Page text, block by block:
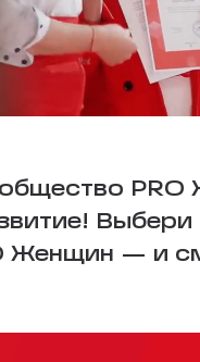
PRO
Женщин — и